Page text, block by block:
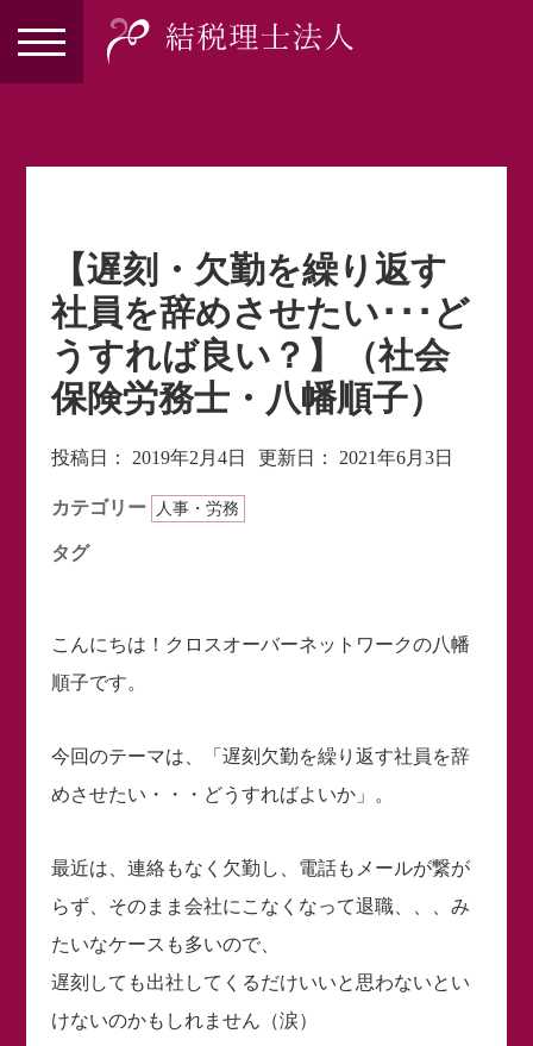
【遅刻・欠勤を繰り返す
社員を辞めさせたい･･･ど
うすれば良い？】（社会
保険労務士・八幡順子）
投稿日： 2019年2月4日 更新日： 2021年6月3日
カテゴリー 人事・労務
タグ
こんにちは！クロスオーバーネットワークの八幡
順子です。
今回のテーマは、「遅刻欠勤を繰り返す社員を辞
めさせたい・・・どうすればよいか」。
最近は、連絡もなく欠勤し、電話もメールが繋が
らず、そのまま会社にこなくなって退職、、、み
たいなケースも多いので、
遅刻しても出社してくるだけいいと思わないとい
けないのかもしれません（涙）